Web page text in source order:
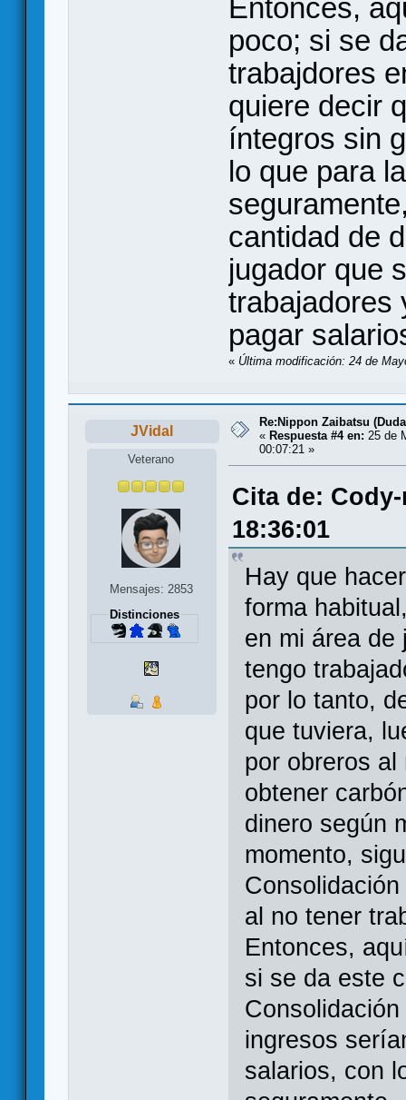
Entonces,
poco; si se
trabajdores
quiere decir
íntegros sin
lo que para
cantidad de
jugador que
trabajadores
pagar
« Última modificación: 24 de
JVidal
Veterano
Mensajes: 2853
Distinciones
Re:Nippon Zaibatsu
« Respuesta #4 en: 25 de
00:07:21 »
Cita de:
18:36:01
Hay que
forma
en mi área de
tengo
por lo tanto,
que tuviera,
por obreros al
obtener
dinero según
momento,
al no tener
Entonces,
si se da este
ingresos
salarios, con